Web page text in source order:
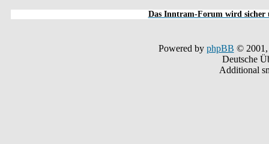
Das Inntram-Forum wird sicher
Powered by phpBB © 2001,
Deutsche
Additional